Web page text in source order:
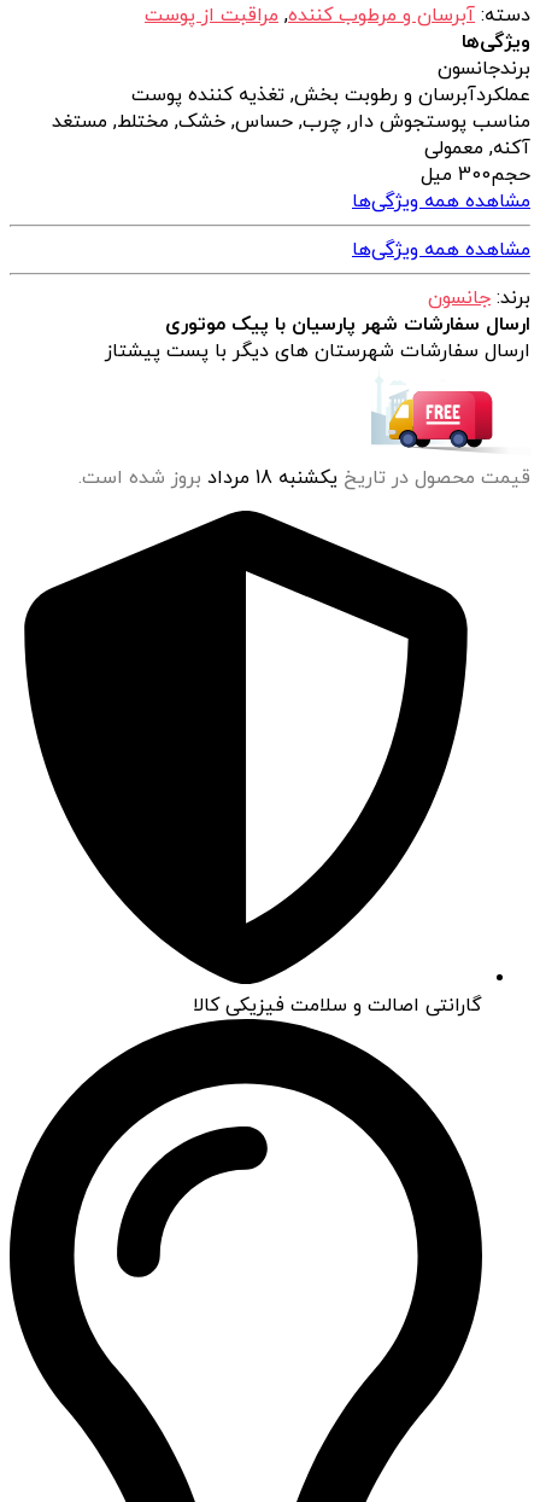
دسته: آبرسان و مرطوب کننده, مراقبت از پوست
ویژگی‌ها
برندجانسون
عملکردآبرسان و رطوبت بخش, تغذیه کننده پوست
مناسب پوستجوش دار, چرب, حساس, خشک, مختلط, مستغد
آکنه, معمولی
حجم300 میل
مشاهده همه ویژگی‌ها
مشاهده همه ویژگی‌ها
برند: جانسون
ارسال سفارشات شهر پارسیان با پیک موتوری
ارسال سفارشات شهرستان های دیگر با پست پیشتاز
قیمت محصول در تاریخ یکشنبه 18 مرداد بروز شده است.
گارانتی اصالت و سلامت فیزیکی کالا